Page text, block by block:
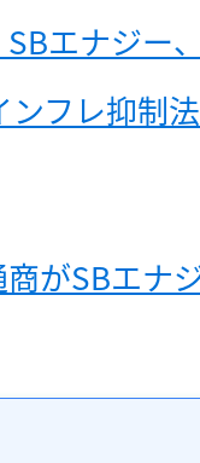
SBエナジー
ンフレ抑制
がSBエナ